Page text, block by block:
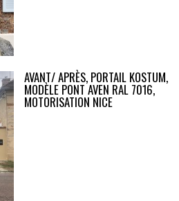
AVANT/ APRÈS, PORTAIL KOSTUM,
MODÈLE PONT AVEN RAL 7016,
MOTORISATION NICE